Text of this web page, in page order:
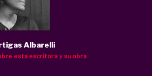
Albarelli
esta escritora y su obra